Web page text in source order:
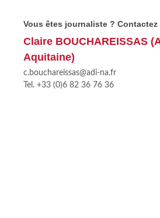
Vous êtes journaliste ? Contactez
Claire BOUCHAREISSAS
Aquitaine)
c.bouchareissas@adi-na.fr
Tel. +33 (0)6 82 36 76 36